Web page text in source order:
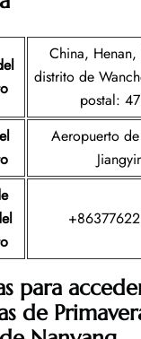
China,
distrito de
postal:
Aeropuerto
para
de